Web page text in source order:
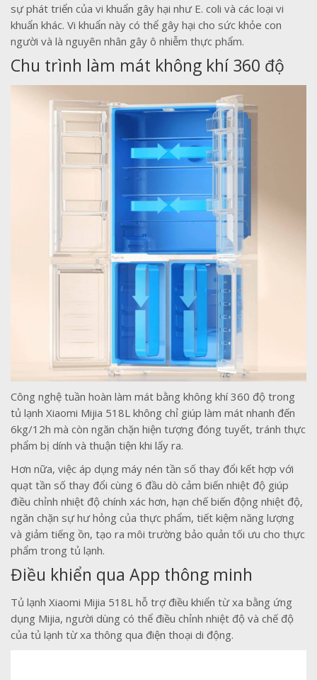
sự phát triển của vi khuẩn gây hại như E. coli và các loại vi
khuẩn khác. Vi khuẩn này có thể gây hại cho sức khỏe con
người và là nguyên nhân gây ô nhiễm thực phẩm.
Chu trình làm mát không khí 360 độ
Công nghệ tuần hoàn làm mát bằng không khí 360 độ trong
tủ lạnh Xiaomi Mijia 518L không chỉ giúp làm mát nhanh đến
6kg/12h mà còn ngăn chặn hiện tượng đóng tuyết, tránh thực
phẩm bị dính và thuận tiện khi lấy ra.
Hơn nữa, việc áp dụng máy nén tần số thay đổi kết hợp với
quạt tần số thay đổi cùng 6 đầu dò cảm biến nhiệt độ giúp
điều chỉnh nhiệt độ chính xác hơn, hạn chế biến động nhiệt độ,
ngăn chặn sự hư hỏng của thực phẩm, tiết kiệm năng lượng
và giảm tiếng ồn, tạo ra môi trường bảo quản tối ưu cho thực
phẩm trong tủ lạnh.
Điều khiển qua App thông minh
Tủ lạnh Xiaomi Mijia 518L hỗ trợ điều khiển từ xa bằng ứng
dụng Mijia, người dùng có thể điều chỉnh nhiệt độ và chế độ
của tủ lạnh từ xa thông qua điện thoại di động.